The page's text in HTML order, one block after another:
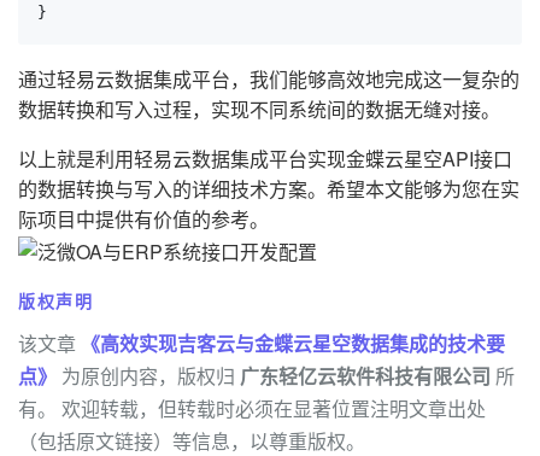
}
通过轻易云数据集成平台，我们能够高效地完成这一复杂的
数据转换和写入过程，实现不同系统间的数据无缝对接。
以上就是利用轻易云数据集成平台实现金蝶云星空API接口
的数据转换与写入的详细技术方案。希望本文能够为您在实
际项目中提供有价值的参考。
版权声明
该文章 《高效实现吉客云与金蝶云星空数据集成的技术要
点》 为原创内容，版权归 广东轻亿云软件科技有限公司 所
有。 欢迎转载，但转载时必须在显著位置注明文章出处
（包括原文链接）等信息，以尊重版权。